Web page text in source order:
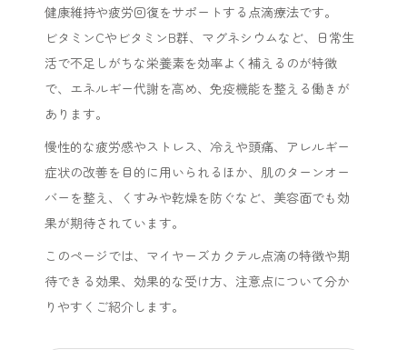
健康維持や疲労回復をサポートする点滴療法です。
ビタミンCやビタミンB群、マグネシウムなど、日常生
活で不足しがちな栄養素を効率よく補えるのが特徴
で、エネルギー代謝を高め、免疫機能を整える働きが
あります。
慢性的な疲労感やストレス、冷えや頭痛、アレルギー
症状の改善を目的に用いられるほか、肌のターンオー
バーを整え、くすみや乾燥を防ぐなど、美容面でも効
果が期待されています。
このページでは、マイヤーズカクテル点滴の特徴や期
待できる効果、効果的な受け方、注意点について分か
りやすくご紹介します。